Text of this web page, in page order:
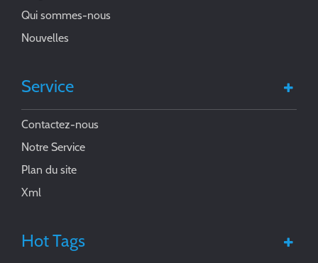
Qui sommes-nous
Nouvelles
Service
Contactez-nous
Notre Service
Plan du site
Xml
Hot Tags